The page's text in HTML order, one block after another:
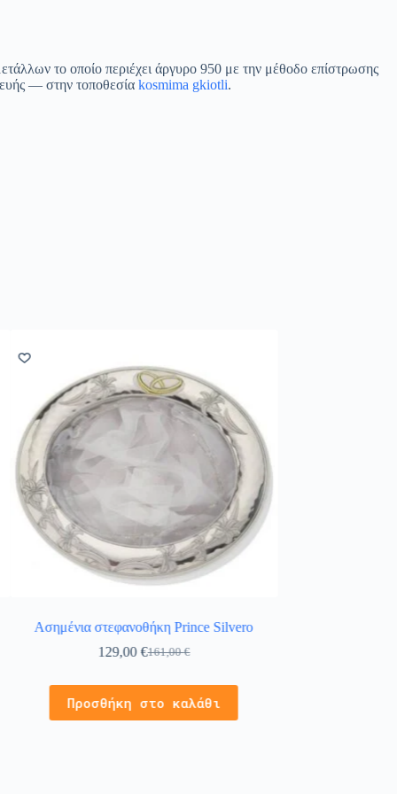
το οποίο περιέχει άργυρο 950 με την μέθοδο επίστρωσης
— στην τοποθεσία kosmima gkiotli.
Ασημένια στεφανοθήκη Prince Silvero
161,00€
129,00€
Προσθήκη στο καλάθι